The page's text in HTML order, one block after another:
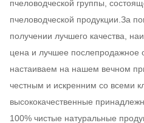
пчеловодческой группы,
пчеловодческой продукции.За
получении лучшего качества,
цена и лучшее послепродажное
настаиваем на нашем вечном
честным и искренним со всеми
высококачественные
100% чистые натуральные